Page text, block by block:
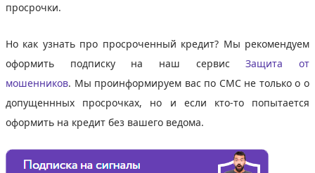
просрочки.
Но как узнать про просроченный кредит? Мы рекомендуем
оформить подписку на наш сервисЗащита от
мошенников. Мы проинформируем вас по СМС не только о о
допущеннных просрочках, но и если кто-то попытается
оформить на кредит без вашего ведома.